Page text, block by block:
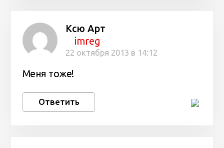
Ксю Арт
imreg
22 октября 2013 в 14:12
Меня тоже!
Ответить